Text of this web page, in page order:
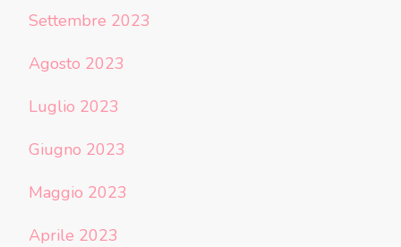
Settembre 2023
Agosto 2023
Luglio 2023
Giugno 2023
Maggio 2023
Aprile 2023